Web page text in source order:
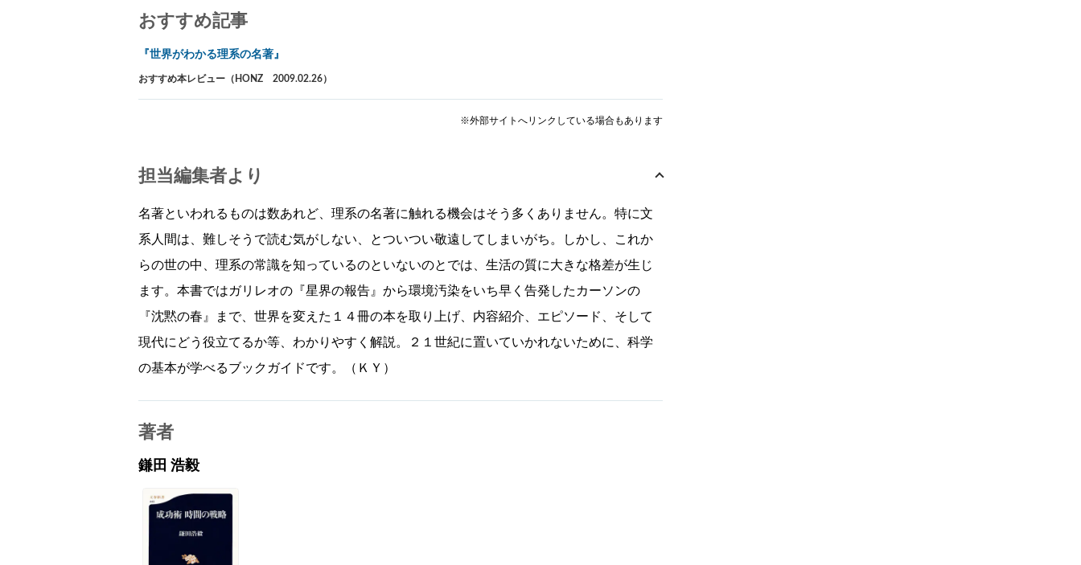
おすすめ記事
『世界がわかる理系の名著』
おすすめ本レビュー（HONZ 2009.02.26）
※外部サイトへリンクしている場合もあります
担当編集者より
名著といわれるものは数あれど、理系の名著に触れる機会はそう多くありません。特に文
系人間は、難しそうで読む気がしない、とついつい敬遠してしまいがち。しかし、これか
らの世の中、理系の常識を知っているのといないのとでは、生活の質に大きな格差が生じ
ます。本書ではガリレオの『星界の報告』から環境汚染をいち早く告発したカーソンの
『沈黙の春』まで、世界を変えた１４冊の本を取り上げ、内容紹介、エピソード、そして
現代にどう役立てるか等、わかりやすく解説。２１世紀に置いていかれないために、科学
の基本が学べるブックガイドです。（ＫＹ）
著者
鎌田 浩毅